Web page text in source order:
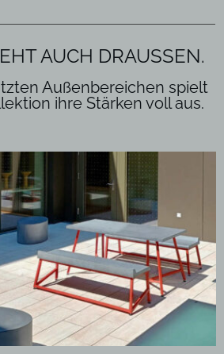
AUCH DRAUSSEN.
Außenbereichen spielt
ihre Stärken voll aus.